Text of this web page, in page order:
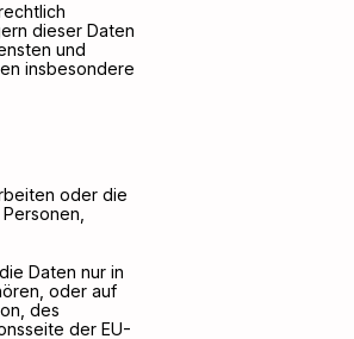
dieser Daten
und
insbesondere
oder die
Daten nur in
oder auf
des
der EU-